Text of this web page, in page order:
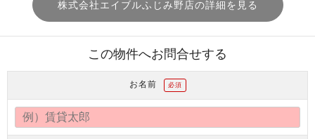
株式会社エイブルふじみ野店の詳細を見る
この物件へお問合せする
お名前 必須